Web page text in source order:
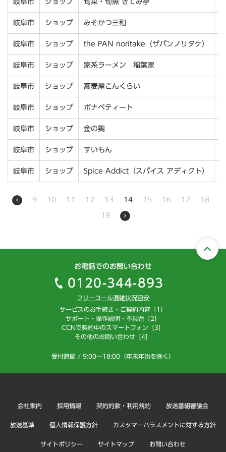
岐阜市 ショップ 旬菜・旬魚 きてみ亭
岐阜市 ショップ みそかつ三和
岐阜市 ショップ the PAN noritake（ザパンノリタケ）
岐阜市 ショップ 家系ラーメン 稲葉家
岐阜市 ショップ 蕎麦屋こんくらい
岐阜市 ショップ ボナペティート
岐阜市 ショップ 金の鶏
岐阜市 ショップ すいもん
岐阜市 ショップ Spice Addict（スパイス アディクト）
9 10 11 12 13 14 15 16 17 18
19
お電話でのお問い合わせ
0120-344-893
フリーコール混雑状況目安
サービスのお手続き・ご契約内容［1］
サポート・操作説明・不具合［2］
CCNで契約中のスマートフォン［3］
その他のお問い合わせ［4］
受付時間 / 9:00～18:00（年末年始を除く）
会社案内 採用情報 契約約款・利用規約 放送番組審議会
放送基準 個人情報保護方針 カスタマーハラスメントに対する方針
サイトポリシー サイトマップ お問い合わせ